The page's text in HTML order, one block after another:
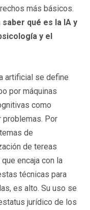
más básicos.
qué es la IA y
y el
artificial se define
por máquinas
como
problemas. Por
de
de tereas
encaja con la
técnicas para
es alto. Su uso se
jurídico de los